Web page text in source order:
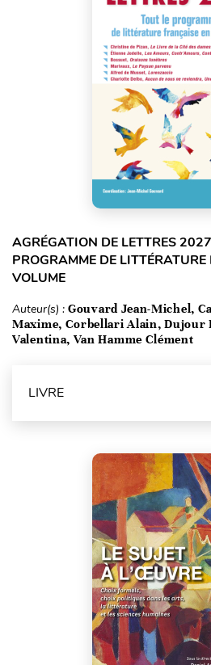
AGRÉGATION DE LETTRES
PROGRAMME DE
VOLUME
Auteur(s) : Gouvard Jean-Michel,
Maxime, Corbellari Alain, Dujour
Valentina, Van Hamme Clément
LIVRE